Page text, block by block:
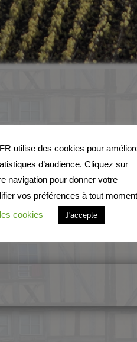
utilise des cookies pour
d’audience. Cliquez sur
navigation pour donner votre
vos préférences à tout moment
cookies J'accepte